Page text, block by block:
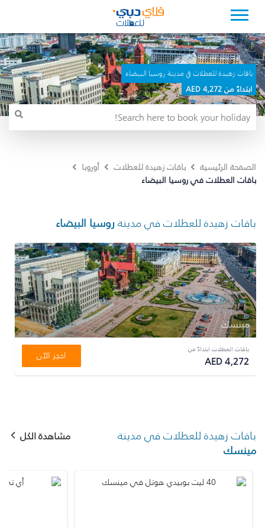
باقات زهيدة للعطلات في مدينة روسيا البيضاء
ابتداءً من 4,272 AED
الصفحة الرئيسية باقات زهيدة للعطلات
أوروبا
باقات العطلات في روسيا البيضاء
باقات زهيدة للعطلات في مدينة روسيا البيضاء
مينسك
باقات العطلات ابتداءً من
AED 4,272 احجز الآن
باقات زهيدة للعطلات في مدينة
مينسك
مشاهدة الكل